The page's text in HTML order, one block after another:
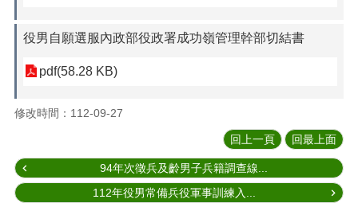
役男自願選服內政部役政署成功嶺管理幹部切結書
pdf(58.28 KB)
修改時間：112-09-27
回上一頁 回最上面
94年次徵兵及齡男子兵籍調查線...
112年役男常備兵役軍事訓練入...